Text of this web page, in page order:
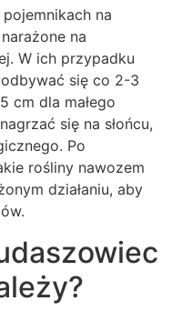
na
na
W ich przypadku
się co 2-3
cm dla małego
się na słońcu,
Po
rośliny nawozem
działaniu, aby